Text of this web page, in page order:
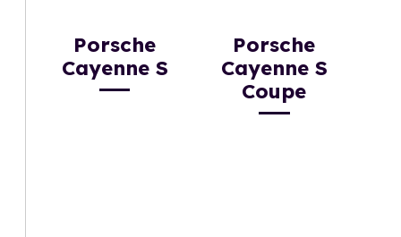
Porsche
Cayenne S
Porsche
Cayenne S
Coupe